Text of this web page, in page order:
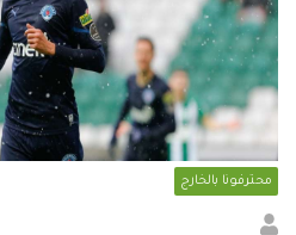
Chrono24
Sports 24
محترفونا بالخارج